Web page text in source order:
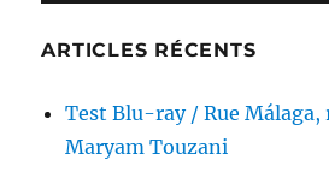
ARTICLES RÉCENTS
Test Blu-ray / Rue Málaga,
Maryam Touzani